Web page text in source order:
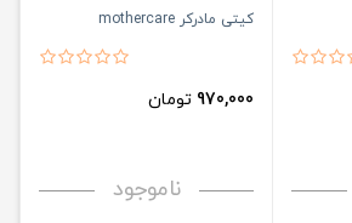
کیتی مادرکر mothercare
970,000 تومان
ناموجود